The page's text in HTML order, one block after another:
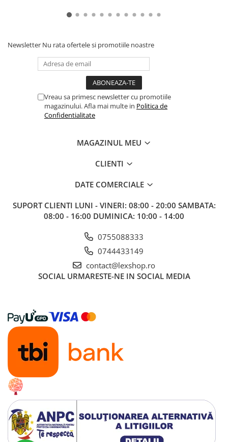
Figurine NECA
D&D si Alte RPG
Teren
Decoratiuni si accesorii
Ghiozdane si rechizite
Lego Architecture
Lego Art
Lego Boost
Lego Bluey
Lego City
Lego Classic
Lego Colectia Botanica
Lego Creator
Newsletter Nu rata ofertele si promotiile noastre
Vreau sa primesc newsletter cu promotiile
magazinului. Afla mai multe in Politica de
Confidentialitate
MAGAZINUL MEU
CLIENTI
DATE COMERCIALE
SUPORT CLIENTI LUNI - VINERI: 08:00 - 20:00 SAMBATA:
08:00 - 16:00 DUMINICA: 10:00 - 14:00
0755088333
0744433149
contact@lexshop.ro
SOCIAL URMARESTE-NE IN SOCIAL MEDIA